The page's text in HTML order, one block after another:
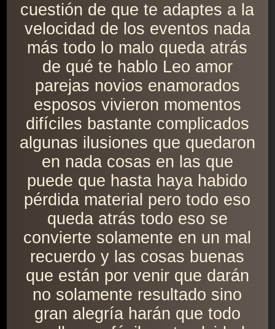
cuestión de que te adaptes a la
velocidad de los eventos nada
más todo lo malo queda atrás
de qué te hablo Leo amor
parejas novios enamorados
esposos vivieron momentos
difíciles bastante complicados
algunas ilusiones que quedaron
en nada cosas en las que
puede que hasta haya habido
pérdida material pero todo eso
queda atrás todo eso se
convierte solamente en un mal
recuerdo y las cosas buenas
que están por venir que darán
no solamente resultado sino
gran alegría harán que todo